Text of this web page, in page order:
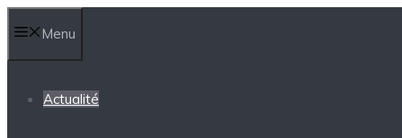
au
contenu
Menu
Actualité